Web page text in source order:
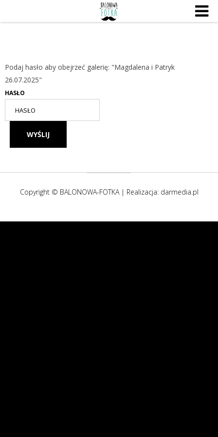
Podaj hasło aby obejrzeć galerię: "Magdalena i Patryk
26.07.2025"
HASŁO
Copyright © BALONOWA-FOTKA | Realizacja: darmedia.pl